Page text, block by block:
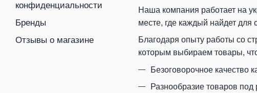
Наша компания работает на
месте, где каждый найдет
Благодаря опыту работы со
которым выбираем товары,
Безоговорочное качество
Разнообразие товаров
конфиденциальности
Бренды
Отзывы о магазине